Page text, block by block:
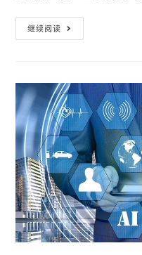
继续阅读